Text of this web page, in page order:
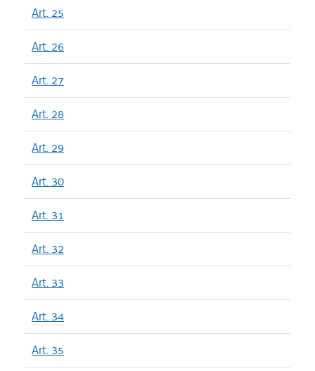
Art. 25
Art. 26
Art. 27
Art. 28
Art. 29
Art. 30
Art. 31
Art. 32
Art. 33
Art. 34
Art. 35